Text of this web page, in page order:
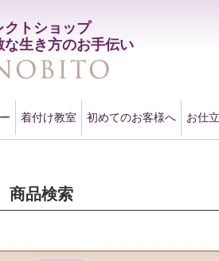
クトショップ
な生き方のお手伝い
着付け教室 初めてのお客様へ お仕
商品検索